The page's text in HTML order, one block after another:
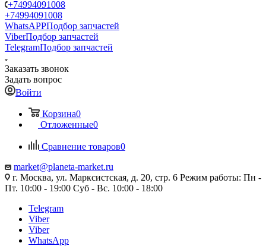
+74994091008
+74994091008
WhatsAPPПодбор запчастей
ViberПодбор запчастей
TelegramПодбор запчастей
Заказать звонок
Задать вопрос
Войти
Корзина0
Отложенные0
Сравнение товаров0
market@planeta-market.ru
г. Москва, ул. Марксистская, д. 20, стр. 6 Режим работы: Пн -
Пт. 10:00 - 19:00 Суб - Вс. 10:00 - 18:00
Telegram
Viber
Viber
WhatsApp